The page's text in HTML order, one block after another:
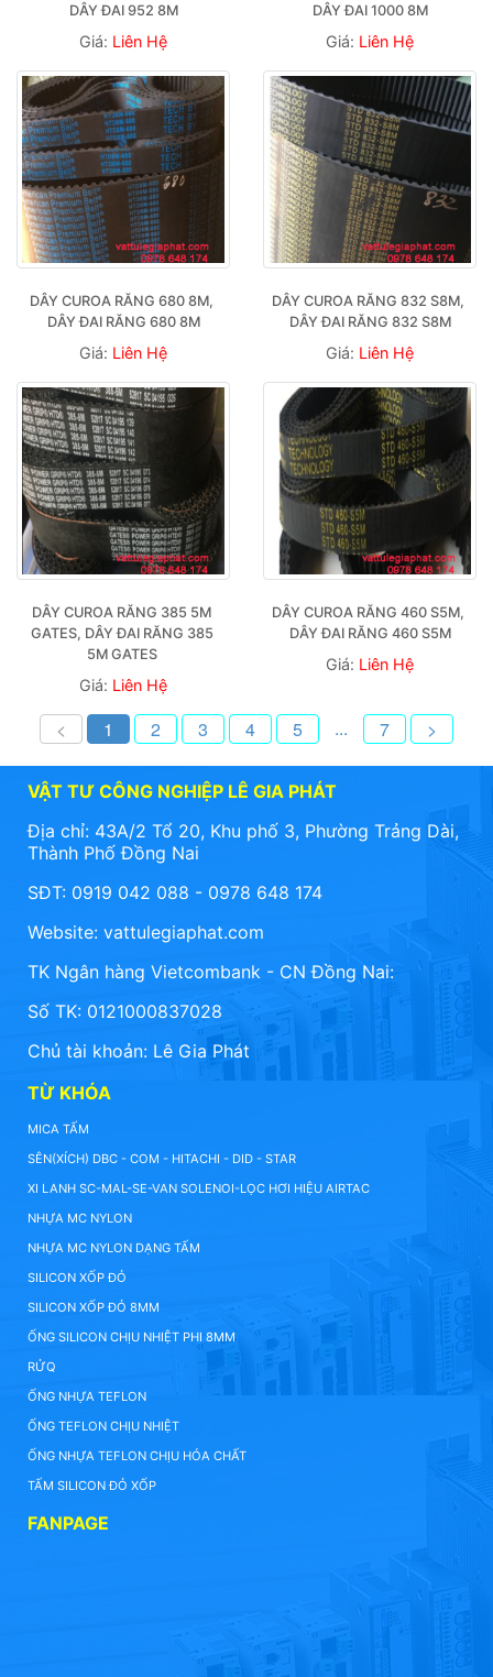
DÂY ĐAI 952 8M
Giá: Liên Hệ
DÂY ĐAI 1000 8M
Giá: Liên Hệ
DÂY CUROA RĂNG 680 8M,
DÂY ĐAI RĂNG 680 8M
Giá: Liên Hệ
DÂY CUROA RĂNG 832 S8M,
DÂY ĐAI RĂNG 832 S8M
Giá: Liên Hệ
DÂY CUROA RĂNG 385 5M
GATES, DÂY ĐAI RĂNG 385
5M GATES
Giá: Liên Hệ
DÂY CUROA RĂNG 460 S5M,
DÂY ĐAI RĂNG 460 S5M
Giá: Liên Hệ
< 1 2 3 4 5 ... 7 >
VẬT TƯ CÔNG NGHIỆP LÊ GIA PHÁT
Địa chỉ: 43A/2 Tổ 20, Khu phố 3, Phường Trảng Dài,
Thành Phố Đồng Nai
SĐT: 0919 042 088 - 0978 648 174
Website: vattulegiaphat.com
TK Ngân hàng Vietcombank - CN Đồng Nai:
Số TK: 0121000837028
Chủ tài khoản: Lê Gia Phát
TỪ KHÓA
MICA TẤM
SÊN(XÍCH) DBC - COM - HITACHI - DID - STAR
XI LANH SC-MAL-SE-VAN SOLENOI-LỌC HƠI HIỆU AIRTAC
NHỰA MC NYLON
NHỰA MC NYLON DẠNG TẤM
SILICON XỐP ĐỎ
SILICON XỐP ĐỎ 8MM
ỐNG SILICON CHỊU NHIỆT PHI 8MM
RỬQ
ỐNG NHỰA TEFLON
ỐNG TEFLON CHỊU NHIỆT
ỐNG NHỰA TEFLON CHỊU HÓA CHẤT
TẤM SILICON ĐỎ XỐP
FANPAGE